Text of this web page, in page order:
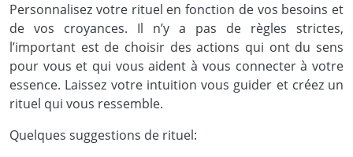
Personnalisez votre rituel en fonction de vos besoins et
de vos croyances. Il n’y a pas de règles strictes,
l’important est de choisir des actions qui ont du sens
pour vous et qui vous aident à vous connecter à votre
essence. Laissez votre intuition vous guider et créez un
rituel qui vous ressemble.
Quelques suggestions de rituel: